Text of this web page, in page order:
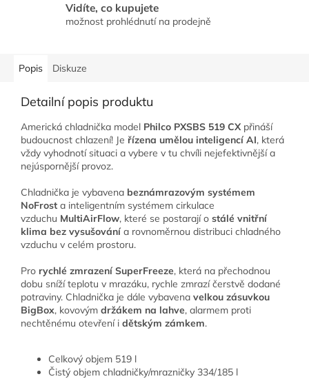
Vidíte, co kupujete
možnost prohlédnutí na prodejně
Popis Diskuze
Detailní popis produktu
Americká chladnička model Philco PXSBS 519 CX přináší
budoucnost chlazení! Je řízena umělou inteligencí AI, která
vždy vyhodnotí situaci a vybere v tu chvíli nejefektivnější a
nejúspornější provoz.
Chladnička je vybavena beznámrazovým systémem
NoFrost a inteligentním systémem cirkulace
vzduchu MultiAirFlow, které se postarají o stálé vnitřní
klima bez vysušování a rovnoměrnou distribuci chladného
vzduchu v celém prostoru.
Pro rychlé zmrazení SuperFreeze, která na přechodnou
dobu sníží teplotu v mrazáku, rychle zmrazí čerstvě dodané
potraviny. Chladnička je dále vybavena velkou zásuvkou
BigBox, kovovým držákem na lahve, alarmem proti
nechtěnému otevření i dětským zámkem.
Celkový objem 519 l
Čistý objem chladničky/mrazničky 334/185 l